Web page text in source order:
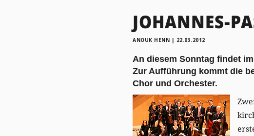
JOHANNES-
ANOUK HENN | 22.03.2012
An diesem Sonntag findet
Zur Aufführung kommt die
Chor und Orchester.